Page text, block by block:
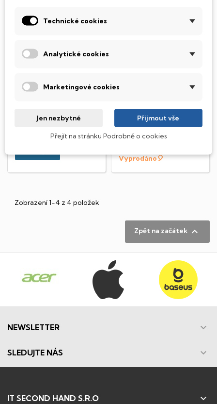
Herní konzole - Notebook -
8 990 Kč
K dispozici
Herní konzole Xbox Series X •
Zen 2 •...
Vyprodáno🎈
Zobrazení 1-4 z 4 položek
Zpět na začátek 
NEWSLETTER 
SLEDUJTE NÁS 
IT SECOND HAND S.R.O 
Technické cookies
Analytické cookies
Marketingové cookies
Jen nezbytné Přijmout vše
Přejít na stránku Podrobně o cookies